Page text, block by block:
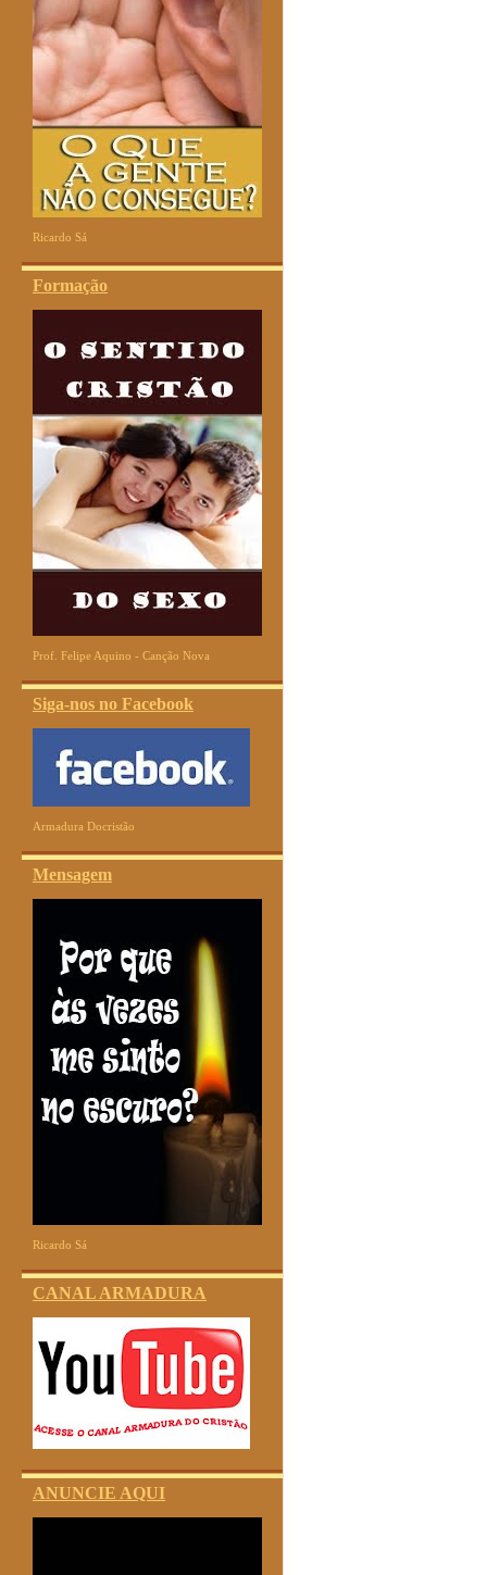
Ricardo Sá
Formação
Prof. Felipe Aquino - Canção Nova
Siga-nos no Facebook
Armadura Docristão
Mensagem
Ricardo Sá
CANAL ARMADURA
ANUNCIE AQUI